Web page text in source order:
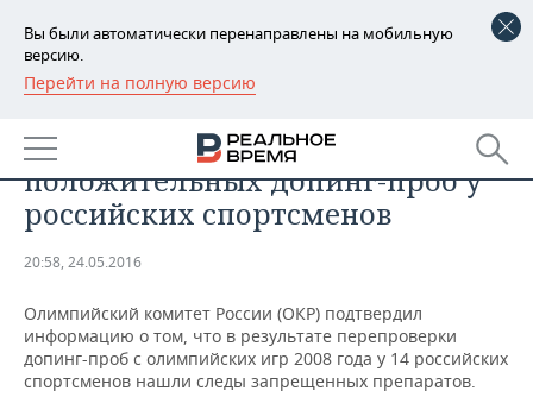
Вы были автоматически перенаправлены на мобильную
версию.
Перейти на полную версию
РЕГИОНЫ
БАШКОРТОСТАН
ТАТАРСТАН
НОВОСТИ
АНАЛИТИКА
ДЕКЛАРАЦИИ О ДОХОДАХ
КОРОЛИ ГОСЗАКАЗА ПФО
НОВОСТИ ЭКОНОМИКИ
ФИНАНСЫ
ПРОМЫШЛЕННОСТЬ
НОВОСТИ
ПРОМЫШЛЕННОСТИ
НЕДВИЖИМОСТЬ
ОКР подтвердил 14
положительных допинг-проб у
российских спортсменов
20:58, 24.05.2016
Олимпийский комитет России (ОКР) подтвердил
информацию о том, что в результате перепроверки
допинг-проб с олимпийских игр 2008 года у 14 российских
спортсменов нашли следы запрещенных препаратов.